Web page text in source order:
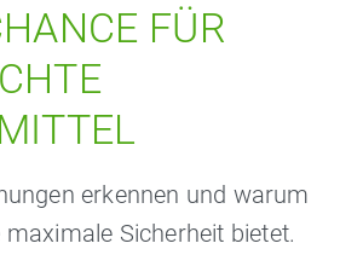
FÜR
erkennen und warum
maximale Sicherheit bietet.